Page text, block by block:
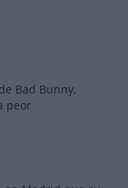
Bad Bunny,
peor